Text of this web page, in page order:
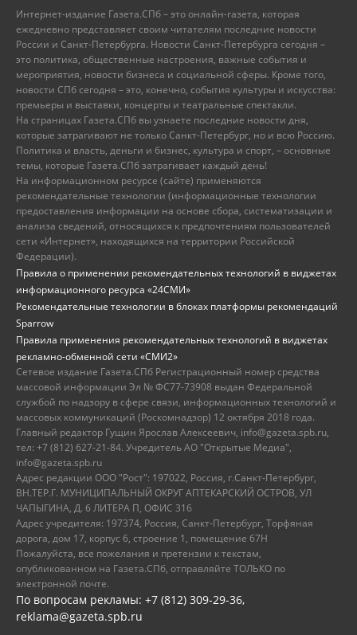
Интернет-издание Газета.СПб – это онлайн-газета, которая
ежедневно представляет своим читателям последние новости
России и Санкт-Петербурга. Новости Санкт-Петербурга сегодня –
это политика, общественные настроения, важные события и
мероприятия, новости бизнеса и социальной сферы. Кроме того,
новости СПб сегодня – это, конечно, события культуры и искусства:
премьеры и выставки, концерты и театральные спектакли.
На страницах Газета.СПб вы узнаете последние новости дня,
которые затрагивают не только Санкт-Петербург, но и всю Россию.
Политика и власть, деньги и бизнес, культура и спорт, – основные
темы, которые Газета.СПб затрагивает каждый день!
На информационном ресурсе (сайте) применяются
рекомендательные технологии (информационные технологии
предоставления информации на основе сбора, систематизации и
анализа сведений, относящихся к предпочтениям пользователей
сети «Интернет», находящихся на территории Российской
Федерации).
Правила о применении рекомендательных технологий в виджетах
информационного ресурса «24СМИ»
Рекомендательные технологии в блоках платформы рекомендаций
Sparrow
Правила применения рекомендательных технологий в виджетах
рекламно-обменной сети «СМИ2»
Сетевое издание Газета.СПб Регистрационный номер средства
массовой информации Эл № ФС77-73908 выдан Федеральной
службой по надзору в сфере связи, информационных технологий и
массовых коммуникаций (Роскомнадзор) 12 октября 2018 года.
Главный редактор Гущин Ярослав Алексеевич, info@gazeta.spb.ru,
тел: +7 (812) 627-21-84. Учредитель АО "Открытые Медиа",
info@gazeta.spb.ru
Адрес редакции ООО "Рост": 197022, Россия, г.Санкт-Петербург,
ВН.ТЕР.Г. МУНИЦИПАЛЬНЫЙ ОКРУГ АПТЕКАРСКИЙ ОСТРОВ, УЛ
ЧАПЫГИНА, Д. 6 ЛИТЕРА П, ОФИС 316
Адрес учредителя: 197374, Россия, Санкт-Петербург, Торфяная
дорога, дом 17, корпус 6, строение 1, помещение 67Н
Пожалуйста, все пожелания и претензии к текстам,
опубликованном на Газета.СПб, отправляйте ТОЛЬКО по
электронной почте.
По вопросам рекламы: +7 (812) 309-29-36,
reklama@gazeta.spb.ru